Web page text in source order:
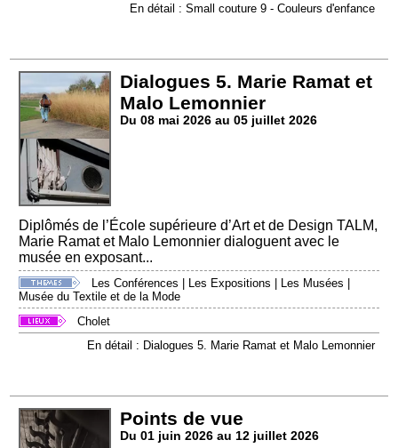
En détail : Small couture 9 - Couleurs d'enfance
Dialogues 5. Marie Ramat et
Malo Lemonnier
Du 08 mai 2026 au 05 juillet 2026
Diplômés de l’École supérieure d’Art et de Design TALM,
Marie Ramat et Malo Lemonnier dialoguent avec le
musée en exposant...
Les Conférences Les Expositions Les Musées
Musée du Textile et de la Mode
Cholet
En détail : Dialogues 5. Marie Ramat et Malo Lemonnier
Points de vue
Du 01 juin 2026 au 12 juillet 2026